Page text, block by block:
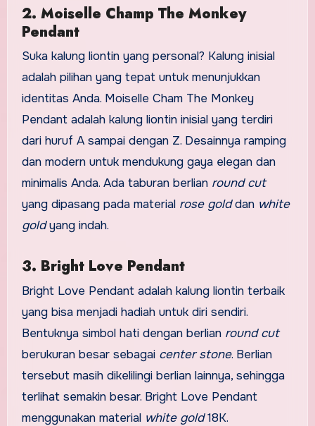
2. Moiselle Champ The Monkey
Pendant
Suka kalung liontin yang personal? Kalung inisial
adalah pilihan yang tepat untuk menunjukkan
identitas Anda. Moiselle Cham The Monkey
Pendant adalah kalung liontin inisial yang terdiri
dari huruf A sampai dengan Z. Desainnya ramping
dan modern untuk mendukung gaya elegan dan
minimalis Anda. Ada taburan berlian round cut
yang dipasang pada material rose golddan white
goldyang indah.
3. Bright Love Pendant
Bright Love Pendant adalah kalung liontin terbaik
yang bisa menjadi hadiah untuk diri sendiri.
Bentuknya simbol hati dengan berlian round cut
berukuran besar sebagai center stone. Berlian
tersebut masih dikelilingi berlian lainnya, sehingga
terlihat semakin besar. Bright Love Pendant
menggunakan material white gold18K.